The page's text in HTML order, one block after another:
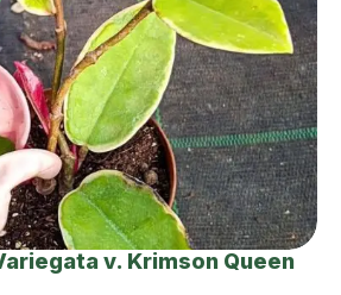
v. Krimson Queen